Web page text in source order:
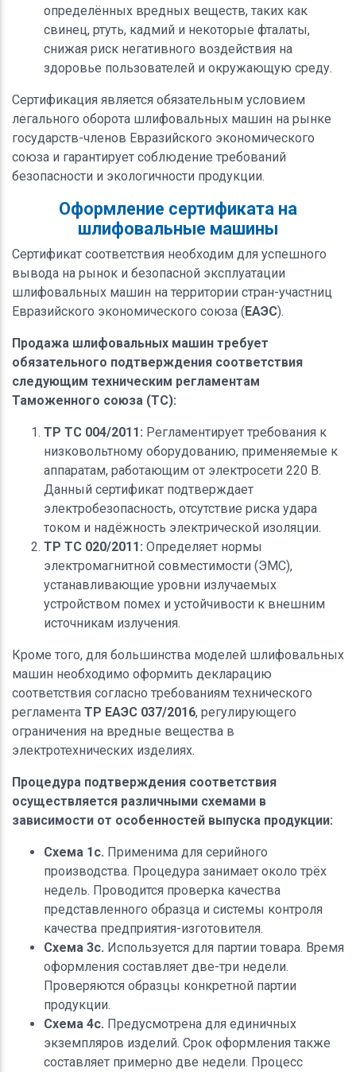
определённых вредных веществ, таких как
свинец, ртуть, кадмий и некоторые фталаты,
снижая риск негативного воздействия на
здоровье пользователей и окружающую среду.
Сертификация является обязательным условием
легального оборота шлифовальных машин на рынке
государств-членов Евразийского экономического
союза и гарантирует соблюдение требований
безопасности и экологичности продукции.
Оформление сертификата на
шлифовальные машины
Сертификат соответствия необходим для успешного
вывода на рынок и безопасной эксплуатации
шлифовальных машин на территории стран-участниц
Евразийского экономического союза (ЕАЭС).
Продажа шлифовальных машин требует
обязательного подтверждения соответствия
следующим техническим регламентам
Таможенного союза (ТС):
ТР ТС 004/2011: Регламентирует требования к
низковольтному оборудованию, применяемые к
аппаратам, работающим от электросети 220 В.
Данный сертификат подтверждает
электробезопасность, отсутствие риска удара
током и надёжность электрической изоляции.
ТР ТС 020/2011: Определяет нормы
электромагнитной совместимости (ЭМС),
устанавливающие уровни излучаемых
устройством помех и устойчивости к внешним
источникам излучения.
Кроме того, для большинства моделей шлифовальных
машин необходимо оформить декларацию
соответствия согласно требованиям технического
регламента ТР ЕАЭС 037/2016, регулирующего
ограничения на вредные вещества в
электротехнических изделиях.
Процедура подтверждения соответствия
осуществляется различными схемами в
зависимости от особенностей выпуска продукции:
Схема 1c. Применима для серийного
производства. Процедура занимает около трёх
недель. Проводится проверка качества
представленного образца и системы контроля
качества предприятия-изготовителя.
Схема 3c. Используется для партии товара. Время
оформления составляет две-три недели.
Проверяются образцы конкретной партии
продукции.
Схема 4c. Предусмотрена для единичных
экземпляров изделий. Срок оформления также
составляет примерно две недели. Процесс